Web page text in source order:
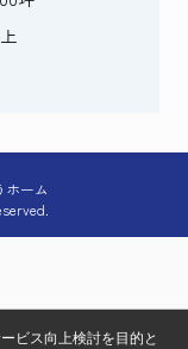
ホーム
ビス向上検討を目的と